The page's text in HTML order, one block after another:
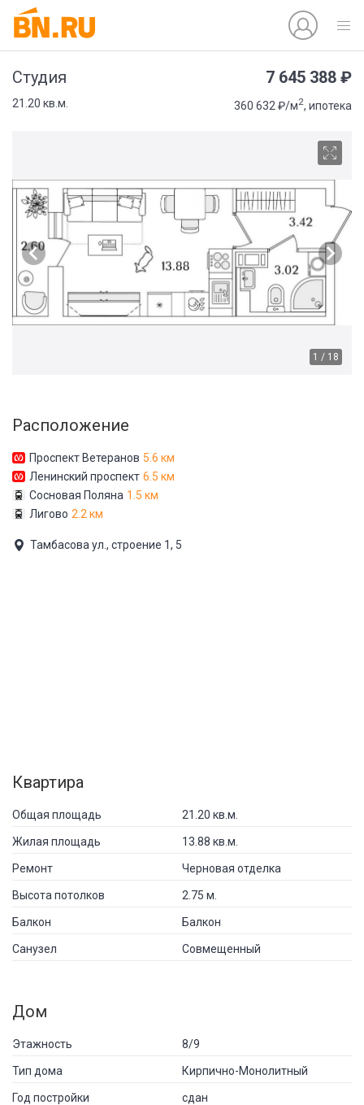
Студия 7 645 388 ₽
21.20 кв.м. 360 632 ₽/м2, ипотека
1 / 18
Расположение
Проспект Ветеранов 5.6 км
Ленинский проспект 6.5 км
Сосновая Поляна 1.5 км
Лигово 2.2 км
Тамбасова ул., строение 1, 5
Квартира
Общая площадь 21.20 кв.м.
Жилая площадь 13.88 кв.м.
Ремонт Черновая отделка
Высота потолков 2.75 м.
Балкон Балкон
Санузел Совмещенный
Дом
Этажность 8/9
Тип дома Кирпично-Монолитный
Год постройки сдан